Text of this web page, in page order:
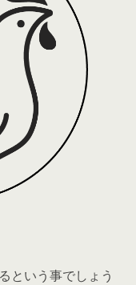
という事でしょう